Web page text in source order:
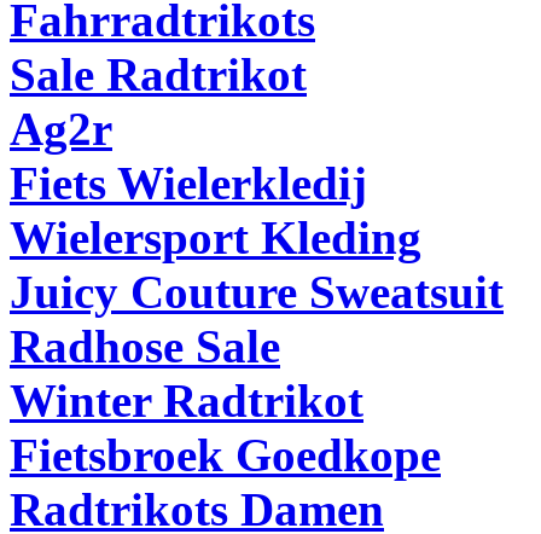
Fahrradtrikots
Sale Radtrikot
Ag2r
Fiets Wielerkledij
Wielersport Kleding
Juicy Couture Sweatsuit
Radhose Sale
Winter Radtrikot
Fietsbroek Goedkope
Radtrikots Damen